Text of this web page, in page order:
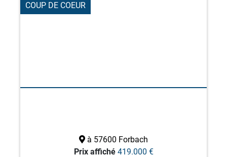
COUP DE COEUR
à 57600 Forbach
Prix affiché 419.000 €